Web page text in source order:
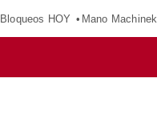
Bloqueos HOY Mano Machinek